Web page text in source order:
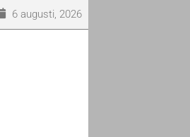
6 augusti, 2026